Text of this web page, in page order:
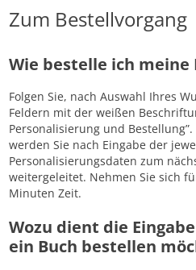
Zum Bestellvorgang
Wie bestelle ich meine
Folgen Sie, nach Auswahl Ihres
Feldern mit der weißen
Personalisierung und
werden Sie nach Eingabe der
Personalisierungsdaten zum
weitergeleitet. Nehmen Sie sich
Minuten Zeit.
Wozu dient die
ein Buch bestellen